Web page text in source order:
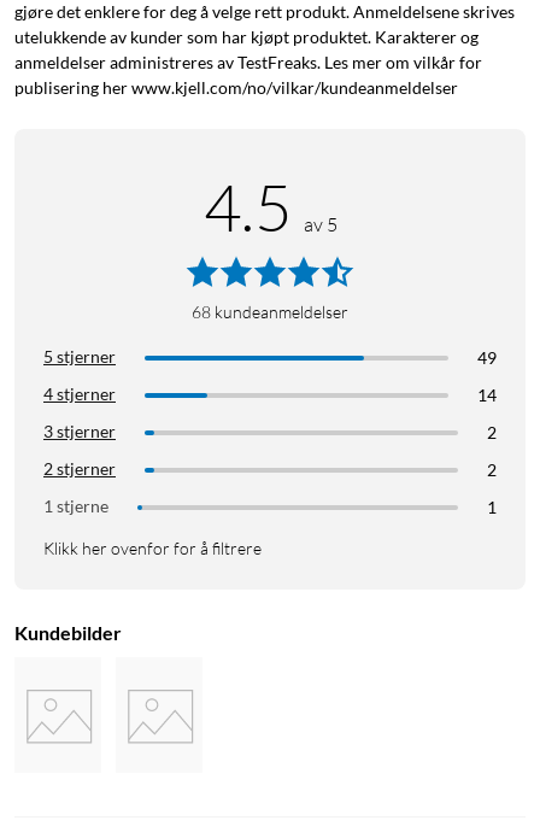
gjøre det enklere for deg å velge rett produkt. Anmeldelsene skrives
utelukkende av kunder som har kjøpt produktet. Karakterer og
anmeldelser administreres av TestFreaks. Les mer om vilkår for
publisering her www.kjell.com/no/vilkar/kundeanmeldelser
4.5 av 5
68 kundeanmeldelser
5 stjerner
49
4 stjerner
14
3 stjerner
2
2 stjerner
2
1 stjerne
1
Klikk her ovenfor for å filtrere
Kundebilder